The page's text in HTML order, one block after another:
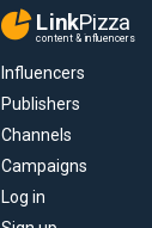
LinkPizza
content & influencers
Influencers
Publishers
Channels
Campaigns
Log in